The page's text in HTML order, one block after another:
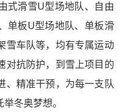
式滑雪U型场地队、自由
单板U型场地队、单板滑
雪车队等，均有专属运动
对抗防护，到雪上项目的
、精准干预，为每一支队
冬奥梦想。